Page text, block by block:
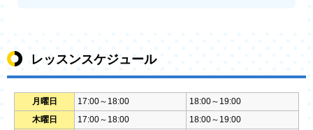
レッスンスケジュール
月曜日 17:00～18:00
18:00～19:00
木曜日
17:00～18:00
18:00～19:00